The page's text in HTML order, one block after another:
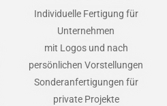
Individuelle Fertigung für
Unternehmen
mit Logos und nach
persönlichen Vorstellungen
Sonderanfertigungen für
private Projekte